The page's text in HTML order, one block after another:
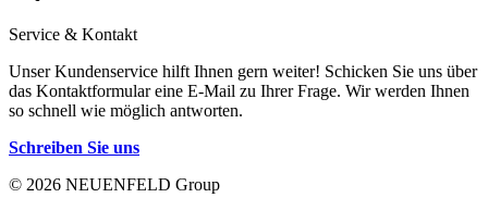
Service & Kontakt
Unser Kundenservice hilft Ihnen gern weiter! Schicken Sie uns über
das Kontaktformular eine E-Mail zu Ihrer Frage. Wir werden Ihnen
so schnell wie möglich antworten.
Schreiben Sie uns
© 2026 NEUENFELD Group